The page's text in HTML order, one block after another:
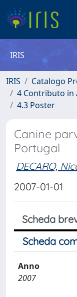
IRIS
IRIS
Catalogo
4 Contributo in
4.3 Poster
Canine
Portugal
DECARO,
2007-01-01
Scheda
Scheda
Anno
2007